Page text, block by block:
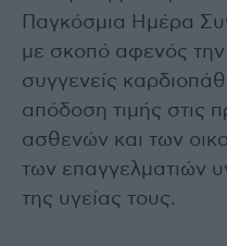
Παγκόσμια Ημέρα
με σκοπό αφενός την
συγγενείς
απόδοση τιμής στις
ασθενών και των
των επαγγελματιών
της υγείας τους.